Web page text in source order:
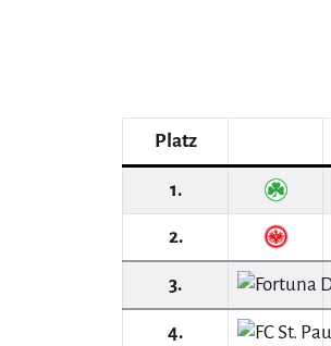
Platz
1.
2.
3.
4.